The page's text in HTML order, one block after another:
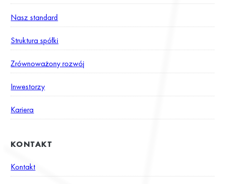
Nasz standard
Struktura spółki
Zrównoważony rozwój
Inwestorzy
Kariera
KONTAKT
Kontakt